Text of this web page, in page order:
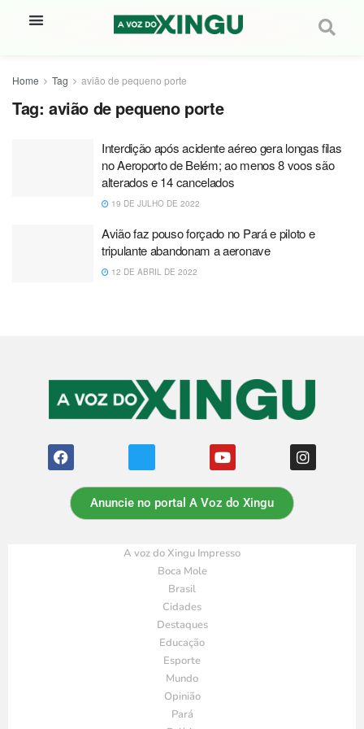
Home Tag avião de pequeno porte
Tag: avião de pequeno porte
Interdição após acidente aéreo gera longas filas
no Aeroporto de Belém; ao menos 8 voos são
alterados e 14 cancelados
19 DE JULHO DE 2022
Avião faz pouso forçado no Pará e piloto e
tripulante abandonam a aeronave
12 DE ABRIL DE 2022
Anuncie no portal A Voz do Xingu
A voz do Xingu Impresso
Boca Mole
Brasil
Cidades
Destaques
Educação
Esporte
Mundo
Opinião
Pará